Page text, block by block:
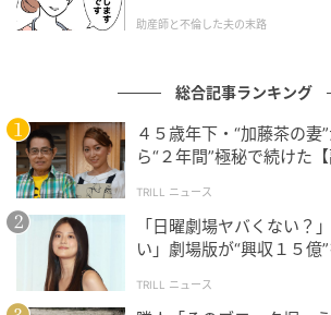
助産師と不倫した夫の末路
総合記事ランキング
４５歳年下・“加藤茶の
ら“２年間”極秘で続けた
TRILL ニュース
「日曜劇場ヤバくない？
い」劇場版が“興収１５億
TRILL ニュース